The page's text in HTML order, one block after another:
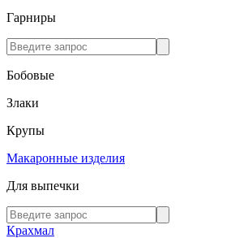
Гарниры
Бобовые
Злаки
Крупы
Макаронные изделия
Для выпечки
Крахмал